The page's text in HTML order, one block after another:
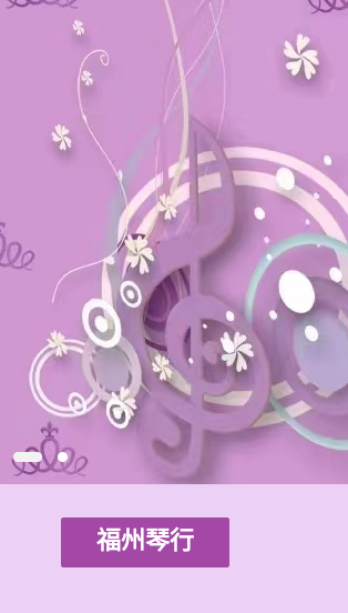
福州琴行